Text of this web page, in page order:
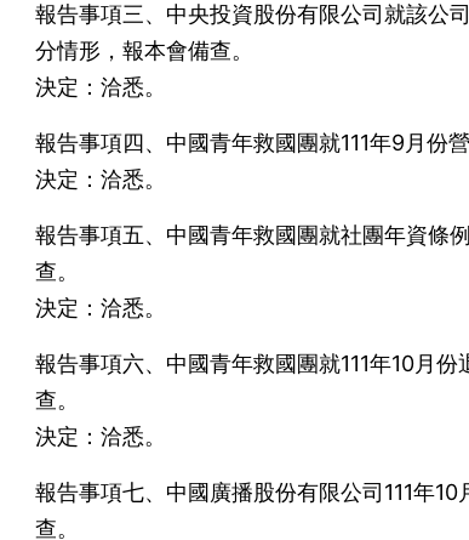
報告事項三、中央投資股份有限公司就該公
分情形，報本會備查。
決定：洽悉。
報告事項四、中國青年救國團就111年9月份
決定：洽悉。
報告事項五、中國青年救國團就社團年資條
查。
決定：洽悉。
報告事項六、中國青年救國團就111年10月
查。
決定：洽悉。
報告事項七、中國廣播股份有限公司111年
查。